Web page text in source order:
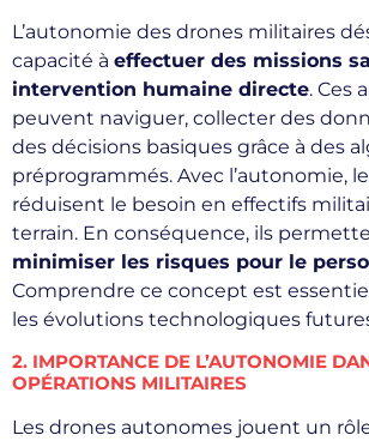
L’autonomie des drones militaires
capacité à effectuer des missions
intervention humaine directe. Ces
peuvent naviguer, collecter des
des décisions basiques grâce à des
préprogrammés. Avec l’autonomie,
réduisent le besoin en effectifs
terrain. En conséquence, ils
minimiser les risques pour le
Comprendre ce concept est
les évolutions technologiques
2. IMPORTANCE DE L’AUTONOMIE
OPÉRATIONS MILITAIRES
Les drones autonomes jouent un